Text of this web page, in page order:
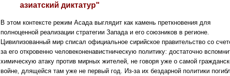
азиатский диктатур"
В этом контексте режим Асада выглядит как камень преткновения для
полноценной реализации стратегии Запада и его союзников в регионе.
Цивилизованный мир списал официальное сирийское правительство со
за его откровенно человеконенавистническую политику: достаточно
химическую атаку против мирных жителей, не говоря уже о самой
войне, длящейся там уже не первый год. Из-за их бездарной политики